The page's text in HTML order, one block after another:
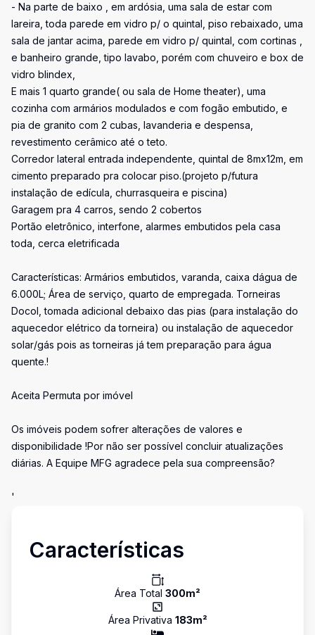
- Na parte de baixo , em ardósia, uma sala de estar com
lareira, toda parede em vidro p/ o quintal, piso rebaixado, uma
sala de jantar acima, parede em vidro p/ quintal, com cortinas ,
e banheiro grande, tipo lavabo, porém com chuveiro e box de
vidro blindex,
E mais 1 quarto grande( ou sala de Home theater), uma
cozinha com armários modulados e com fogão embutido, e
pia de granito com 2 cubas, lavanderia e despensa,
revestimento cerâmico até o teto.
Corredor lateral entrada independente, quintal de 8mx12m, em
cimento preparado pra colocar piso.(projeto p/futura
instalação de edícula, churrasqueira e piscina)
Garagem pra 4 carros, sendo 2 cobertos
Portão eletrônico, interfone, alarmes embutidos pela casa
toda, cerca eletrificada
Características: Armários embutidos, varanda, caixa dágua de
6.000L; Área de serviço, quarto de empregada. Torneiras
Docol, tomada adicional debaixo das pias (para instalação do
aquecedor elétrico da torneira) ou instalação de aquecedor
solar/gás pois as torneiras já tem preparação para água
quente.!
Aceita Permuta por imóvel
Os imóveis podem sofrer alterações de valores e
disponibilidade !Por não ser possível concluir atualizações
diárias. A Equipe MFG agradece pela sua compreensão?
'
Características
Área Total 300m²
Área Privativa 183m²